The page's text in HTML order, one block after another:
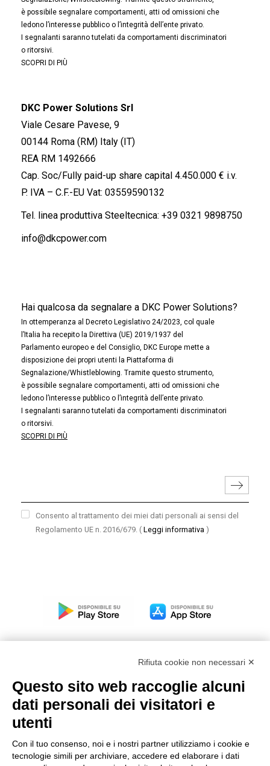
è possibile segnalare comportamenti, atti od omissioni che
ledono l’interesse pubblico o l’integrità dell’ente privato.
I segnalanti saranno tutelati da comportamenti discriminatori
o ritorsivi.
SCOPRI DI PIÙ
DKC Power Solutions Srl
Viale Cesare Pavese, 9
00144 Roma (RM) Italy (IT)
REA RM 1492666
Cap. Soc/Fully paid-up share capital 4.450.000 € i.v.
P. IVA – C.F.-EU Vat: 03559590132
Tel. linea produttiva Steeltecnica: +39 0321 9898750
info@dkcpower.com
Hai qualcosa da segnalare a DKC Power Solutions?
In ottemperanza al Decreto Legislativo 24/2023, col quale
l’Italia ha recepito la Direttiva (UE) 2019/1937 del
Parlamento europeo e del Consiglio, DKC Europe mette a
disposizione dei propri utenti la Piattaforma di
Segnalazione/Whistleblowing. Tramite questo strumento,
è possibile segnalare comportamenti, atti od omissioni che
ledono l’interesse pubblico o l’integrità dell’ente privato.
I segnalanti saranno tutelati da comportamenti discriminatori
o ritorsivi.
SCOPRI DI PIÙ
Consento al trattamento dei miei dati personali ai sensi del
Regolamento UE n. 2016/679. ( Leggi informativa )
Modello organizzativo, gestione e controllo – D. lgs.
231/2001
Condizioni generali di vendita DKC Power Solutions
Rifiuta cookie non necessari ✕
Questo sito web raccoglie alcuni
dati personali dei visitatori e
utenti
Con il tuo consenso, noi e i nostri partner utilizziamo i cookie e
tecnologie simili per archiviare, accedere ed elaborare i dati